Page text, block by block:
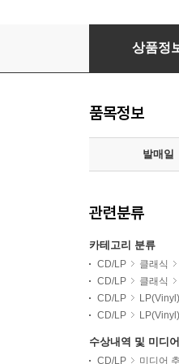
힐러리 한 바
상품정
품목정보
발매일
관련분류
카테고리 분류
CD/LP 클래식
CD/LP
클래식
CD/LP
CD/LP
수상내역 및 미디
CD/LP 미디어